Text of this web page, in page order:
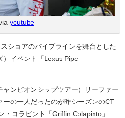
youtube
ショアのパイプラインを舞台とした
）イベント「Lexus Pipe
ャンピオンシップツアー）サーファー
ーの一人だったのが昨シーズンのCT
・コラピント「Griffin Colapinto」